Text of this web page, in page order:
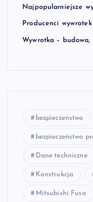
Najpopularniejsze
Producenci wywrotek
Wywrotka – budowa,
bezpieczeństwo
bezpieczeństwo
Dane techniczne
Konstrukcja
Mitsubishi Fuso